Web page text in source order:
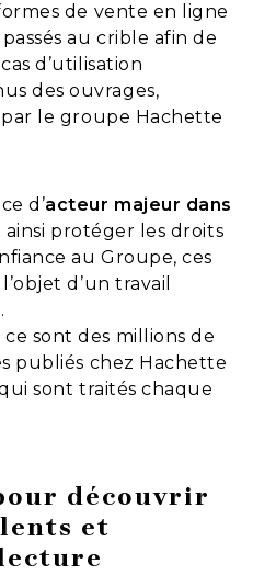
de vente en ligne
au crible afin de
d’utilisation
des ouvrages,
le groupe Hachette
d’acteur majeur dans
ainsi protéger les droits
au Groupe, ces
d’un travail
sont des millions de
publiés chez Hachette
sont traités chaque
découvrir
et